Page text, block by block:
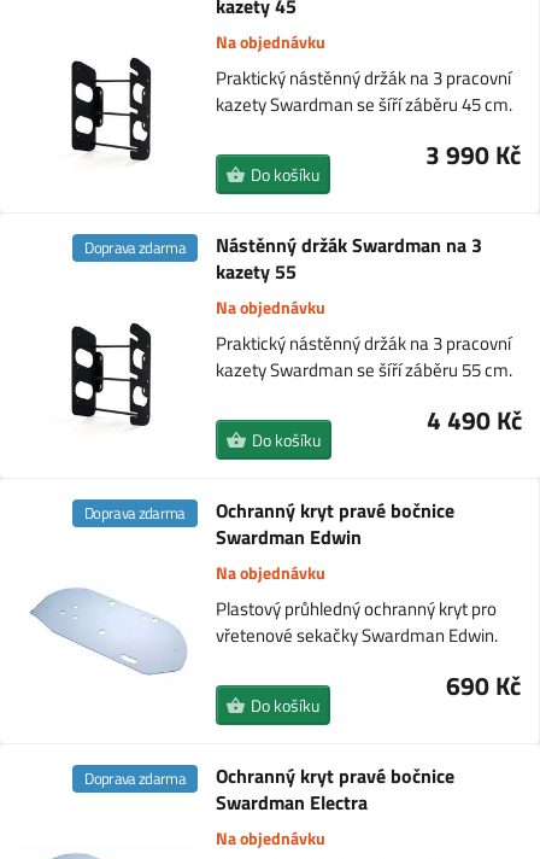
kazety 45
Na objednávku
Praktický nástěnný držák na 3 pracovní
kazety Swardman se šíří záběru 45 cm.
3 990 Kč
Do košíku
Nástěnný držák Swardman na 3
kazety 55
Doprava zdarma
Na objednávku
Praktický nástěnný držák na 3 pracovní
kazety Swardman se šíří záběru 55 cm.
4 490 Kč
Do košíku
Ochranný kryt pravé bočnice
Swardman Edwin
Doprava zdarma
Na objednávku
Plastový průhledný ochranný kryt pro
vřetenové sekačky Swardman Edwin.
690 Kč
Do košíku
Ochranný kryt pravé bočnice
Swardman Electra
Doprava zdarma
Na objednávku